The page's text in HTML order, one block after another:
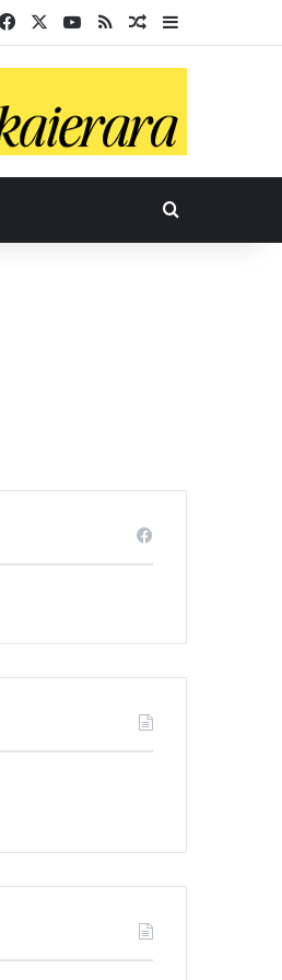
Facebook YouTube
RSS Ausazko
Bilatu